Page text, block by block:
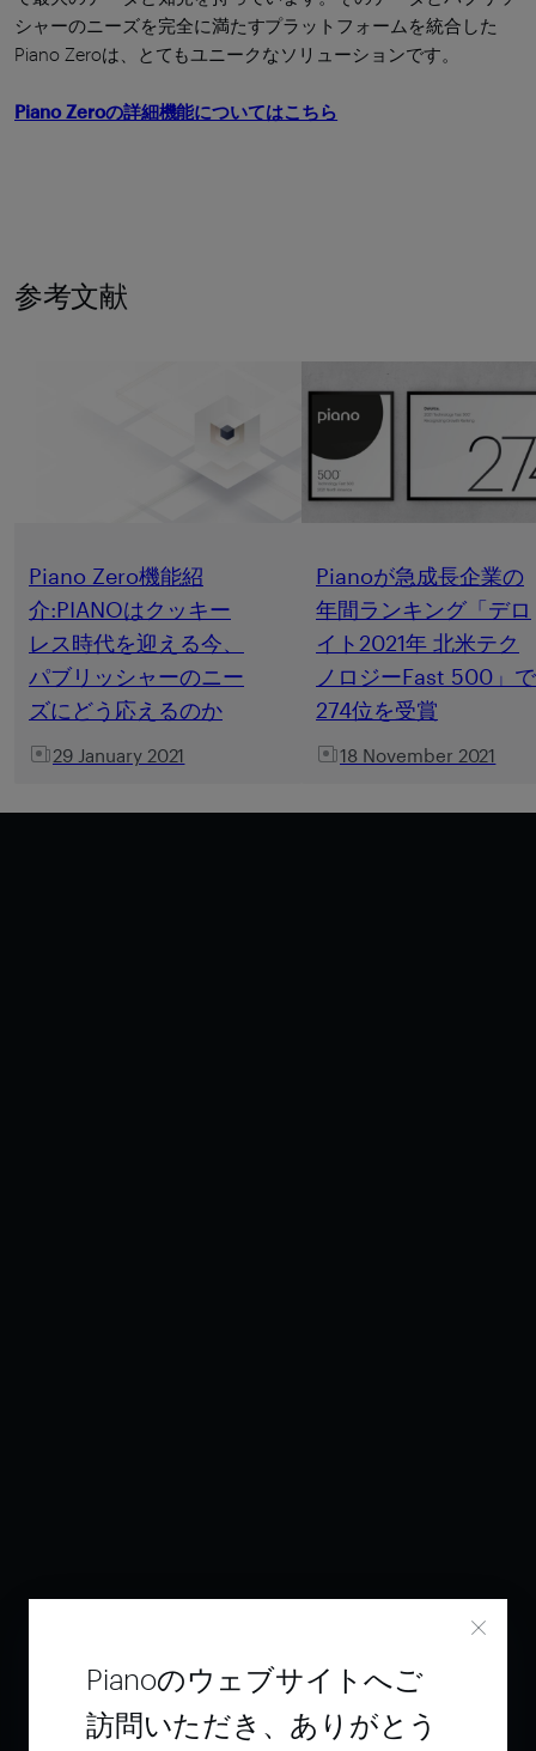
シャーのニーズを完全に満たすプラットフォームを統合した
Piano Zeroは、とてもユニークなソリューションです。
Piano Zeroの詳細機能についてはこちら
参考文献
Piano Zero機能紹
介:PIANOはクッキー
レス時代を迎える今、
パブリッシャーのニー
ズにどう応えるのか
29 January 2021
Pianoが急成長企業の
年間ランキング「デロ
イト2021年 北米テク
ノロジーFast 500」で
274位を受賞
18 November 2021
Pianoのウェブサイトへご
訪問いただき、ありがとう